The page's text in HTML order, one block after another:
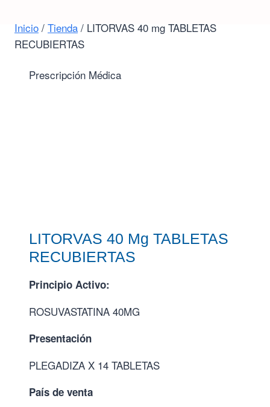
Inicio / Tienda / LITORVAS 40 mg TABLETAS
RECUBIERTAS
Prescripción Médica
LITORVAS 40 Mg TABLETAS
RECUBIERTAS
Principio Activo:
ROSUVASTATINA 40MG
Presentación
PLEGADIZA X 14 TABLETAS
País de venta